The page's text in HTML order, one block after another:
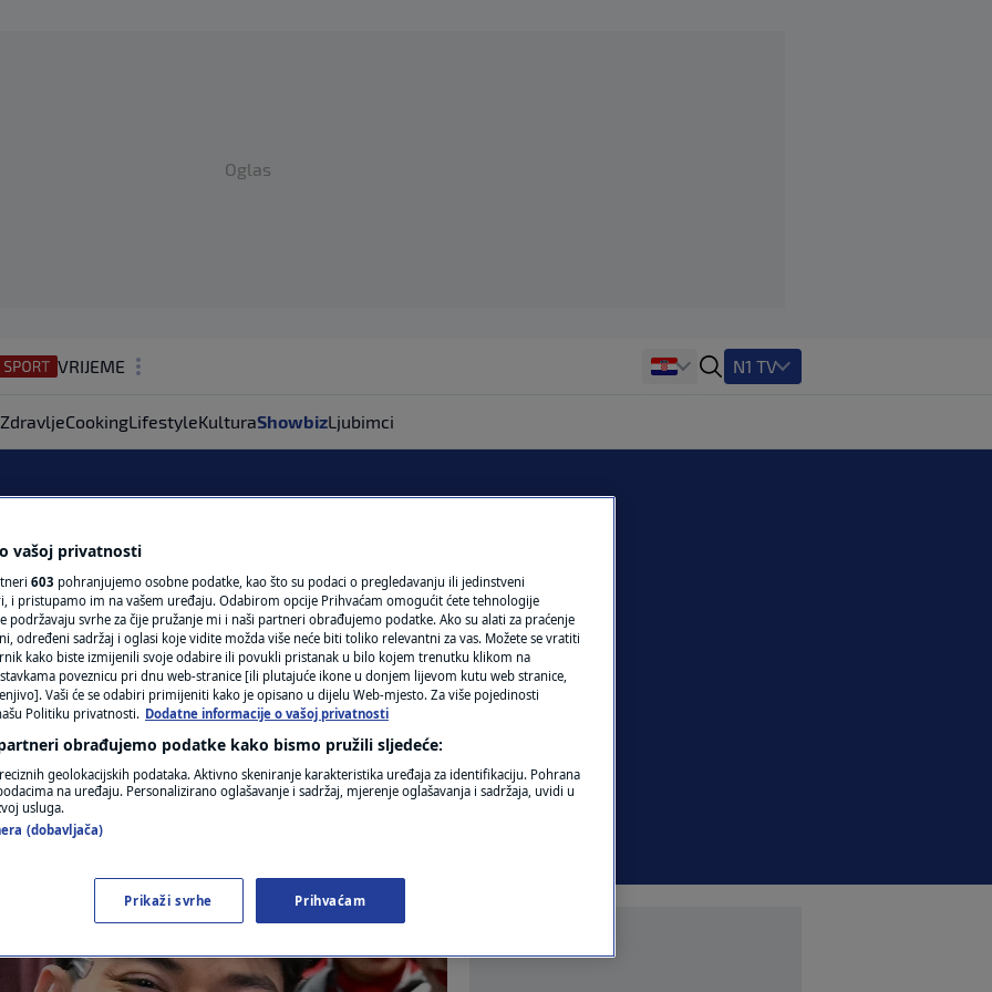
Oglas
VRIJEME
REGIJA
MAGAZIN
KOLUMNE
N1(DIS)INFO
KLIMATSKE PROMJENE
FOTO
VIDEO
N1 TV
ZdravljeCookingLifestyleKulturaShowbizLjubimci
u Beč, poznati
0 komentara
Više
vašoj privatnosti
603 pohranjujemo osobne podatke, kao što su podaci o pregledavanju ili jedinstveni
i pristupamo im na vašem uređaju. Odabirom opcije Prihvaćam omogućit ćete tehnologije
podržavaju svrhe za čije pružanje mi i naši partneri obrađujemo podatke. Ako su alati za praćenje
određeni sadržaj i oglasi koje vidite možda više neće biti toliko relevantni za vas. Možete se vratiti
kako biste izmijenili svoje odabire ili povukli pristanak u bilo kojem trenutku klikom na
poveznicu pri dnu web-stranice [ili plutajuće ikone u donjem lijevom kutu web stranice,
Vaši će se odabiri primijeniti kako je opisano u dijelu Web-mjesto. Za više pojedinosti
Politiku privatnosti. Dodatne informacije o vašoj privatnosti
obrađujemo podatke kako bismo pružili sljedeće:
geolokacijskih podataka. Aktivno skeniranje karakteristika uređaja za identifikaciju. Pohrana
na uređaju. Personalizirano oglašavanje i sadržaj, mjerenje oglašavanja i sadržaja, uvidi u
usluga.
(dobavljača)
Prikaži svrhe Prihvaćam